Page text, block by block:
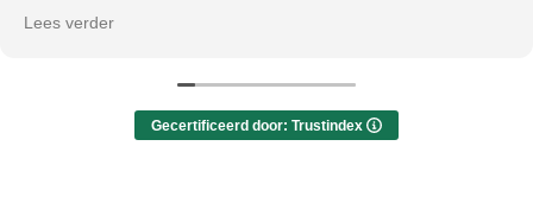
100% recommending this repair shop!
Lees verder
Gecertificeerd door: Trustindex